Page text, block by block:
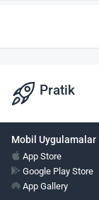
Pratik
Mobil Uygulamalar
App Store
Google Play Store
App Gallery